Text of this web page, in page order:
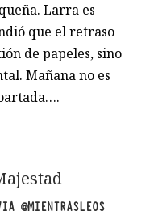
Larra es
que el retraso
de papeles, sino
Mañana no es
@MIENTRASLEOS